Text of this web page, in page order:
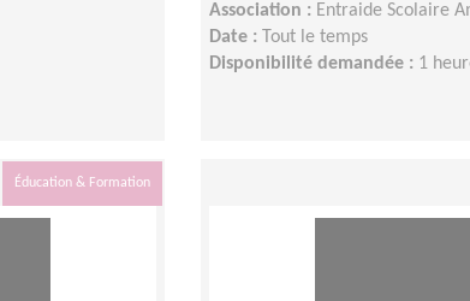
Association : Entraide Scolaire
Date :
Tout le temps
Disponibilité demandée : 1
Éducation & Formation